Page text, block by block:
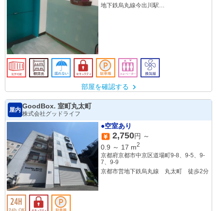
地下鉄烏丸線今出川駅
部屋を確認する
屋内
GoodBox. 室町丸太町
株式会社グッドライフ
●空室あり
2,750円 ～
0.9 ～ 17 m2
京都府京都市中京区道場町9-8、9-5、9-
7、9-9
京都市営地下鉄烏丸線 丸太町 徒歩2分